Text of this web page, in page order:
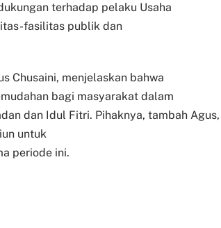
terhadap pelaku Usaha
fasilitas publik dan
Chusaini, menjelaskan bahwa
bagi masyarakat dalam
dan Idul Fitri. Pihaknya, tambah Agus,
untuk
periode ini.